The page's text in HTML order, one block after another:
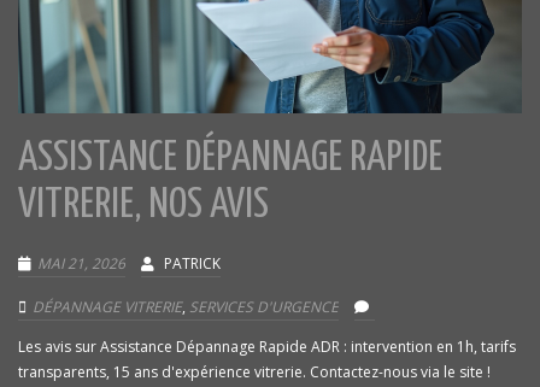
ASSISTANCE DÉPANNAGE RAPIDE
VITRERIE, NOS AVIS
MAI 21, 2026 PATRICK
DÉPANNAGE VITRERIE, SERVICES D'URGENCE
Les avis sur Assistance Dépannage Rapide ADR : intervention en 1h, tarifs
transparents, 15 ans d'expérience vitrerie. Contactez-nous via le site !